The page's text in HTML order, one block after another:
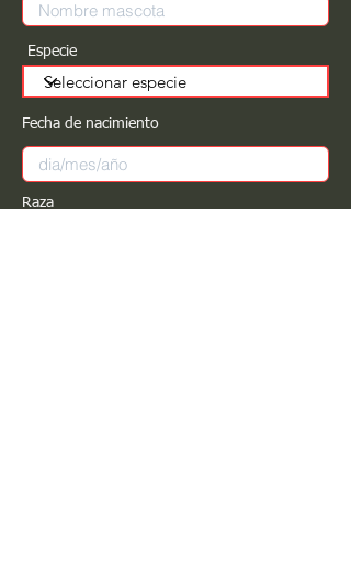
Especie
Fecha de nacimiento
Raza